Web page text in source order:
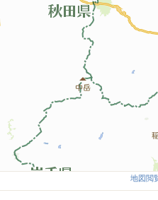
地図閲